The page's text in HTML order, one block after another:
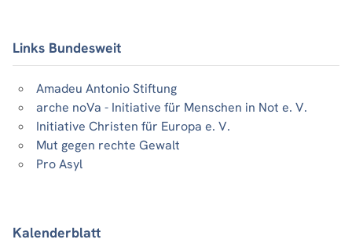
Links Bundesweit
Amadeu Antonio Stiftung
arche noVa - Initiative für Menschen in Not e. V.
Initiative Christen für Europa e. V.
Mut gegen rechte Gewalt
Pro Asyl
Kalenderblatt